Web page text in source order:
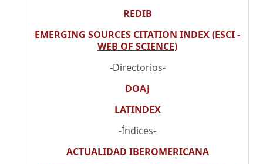
REDIB
EMERGING SOURCES CITATION INDEX (ESCI -
WEB OF SCIENCE)
-Directorios-
DOAJ
LATINDEX
-Índices-
ACTUALIDAD IBEROMERICANA